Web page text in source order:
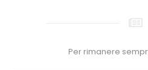
Per rimanere